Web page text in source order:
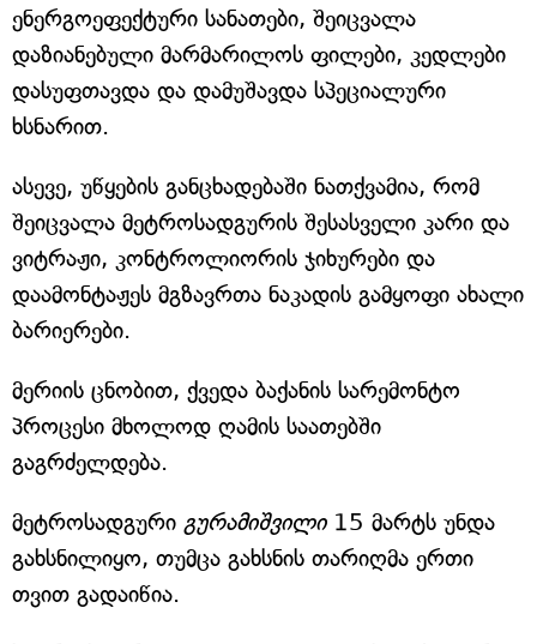
ენერგოეფექტური სანათები, შეიცვალა
დაზიანებული მარმარილოს ფილები, კედლები
დასუფთავდა და დამუშავდა სპეციალური
ხსნარით.
ასევე, უწყების განცხადებაში ნათქვამია, რომ
შეიცვალა მეტროსადგურის შესასველი კარი და
ვიტრაჟი, კონტროლიორის ჯიხურები და
დაამონტაჟეს მგზავრთა ნაკადის გამყოფი ახალი
ბარიერები.
მერიის ცნობით, ქვედა ბაქანის სარემონტო
პროცესი მხოლოდ ღამის საათებში
გაგრძელდება.
მეტროსადგური გურამიშვილი15 მარტს უნდა
გახსნილიყო, თუმცა გახსნის თარიღმა ერთი
თვით გადაიწია.